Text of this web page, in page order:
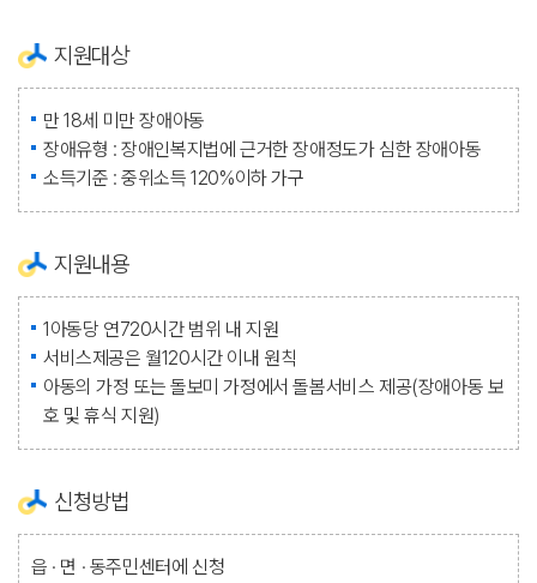
지원대상
만 18세 미만 장애아동
장애유형 : 장애인복지법에 근거한 장애정도가 심한 장애아동
소득기준 : 중위소득 120%이하 가구
지원내용
1아동당 연720시간 범위 내 지원
서비스제공은 월120시간 이내 원칙
아동의 가정 또는 돌보미 가정에서 돌봄서비스 제공(장애아동 보
호 및 휴식 지원)
신청방법
읍 · 면 · 동주민센터에 신청